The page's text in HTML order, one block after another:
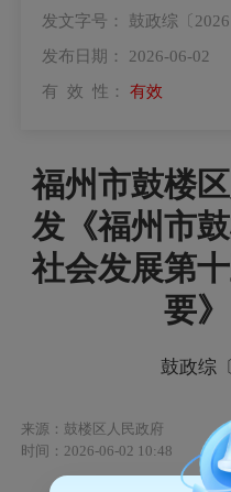
发文字号： 鼓政综〔
发布日期： 2026-06-02
有 效 性： 有效
福州市鼓楼
发《福州市
社会发展第
要
鼓政综
来源：鼓楼区人民政府
时间：2026-06-02 10:48